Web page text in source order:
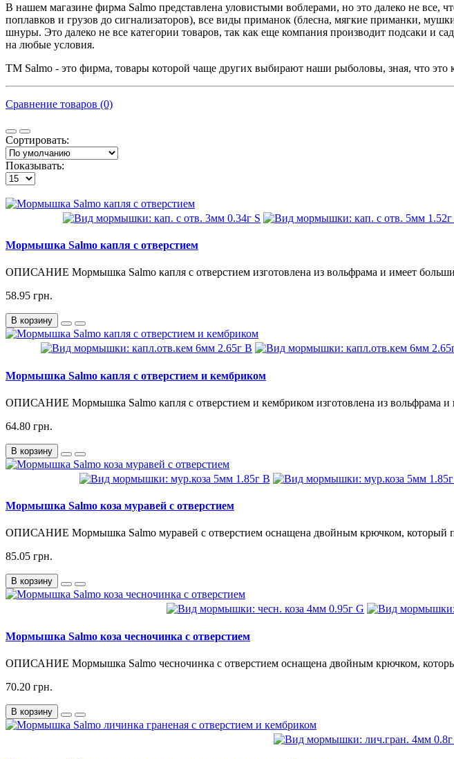
В нашем магазине фирма Salmo представлена уловистыми воблерами, но это далеко не все,
поплавков и грузов до сигнализаторов), все виды приманок (блесна, мягкие приманки,
шнуры. Это далеко не все категории товаров, так как еще компания производит подсаки и
на любые условия.
ТМ Salmo - это фирма, товары которой чаще других выбирают наши рыболовы, зная, что это
Сравнение товаров (0)
Сортировать:
Показывать:
Мормышка Salmo капля с отверстием
ОПИСАНИЕ Мормышка Salmo капля с отверстием изготовлена из вольфрама и имеет
58.95 грн.
В корзину
Мормышка Salmo капля с отверстием и кембриком
ОПИСАНИЕ Мормышка Salmo капля с отверстием и кембриком изготовлена из вольфрама и
64.80 грн.
В корзину
Мормышка Salmo коза муравей с отверстием
ОПИСАНИЕ Мормышка Salmo муравей с отверстием оснащена двойным крючком, который
85.05 грн.
В корзину
Мормышка Salmo коза чесночинка с отверстием
ОПИСАНИЕ Мормышка Salmo чесночинка с отверстием оснащена двойным крючком,
70.20 грн.
В корзину